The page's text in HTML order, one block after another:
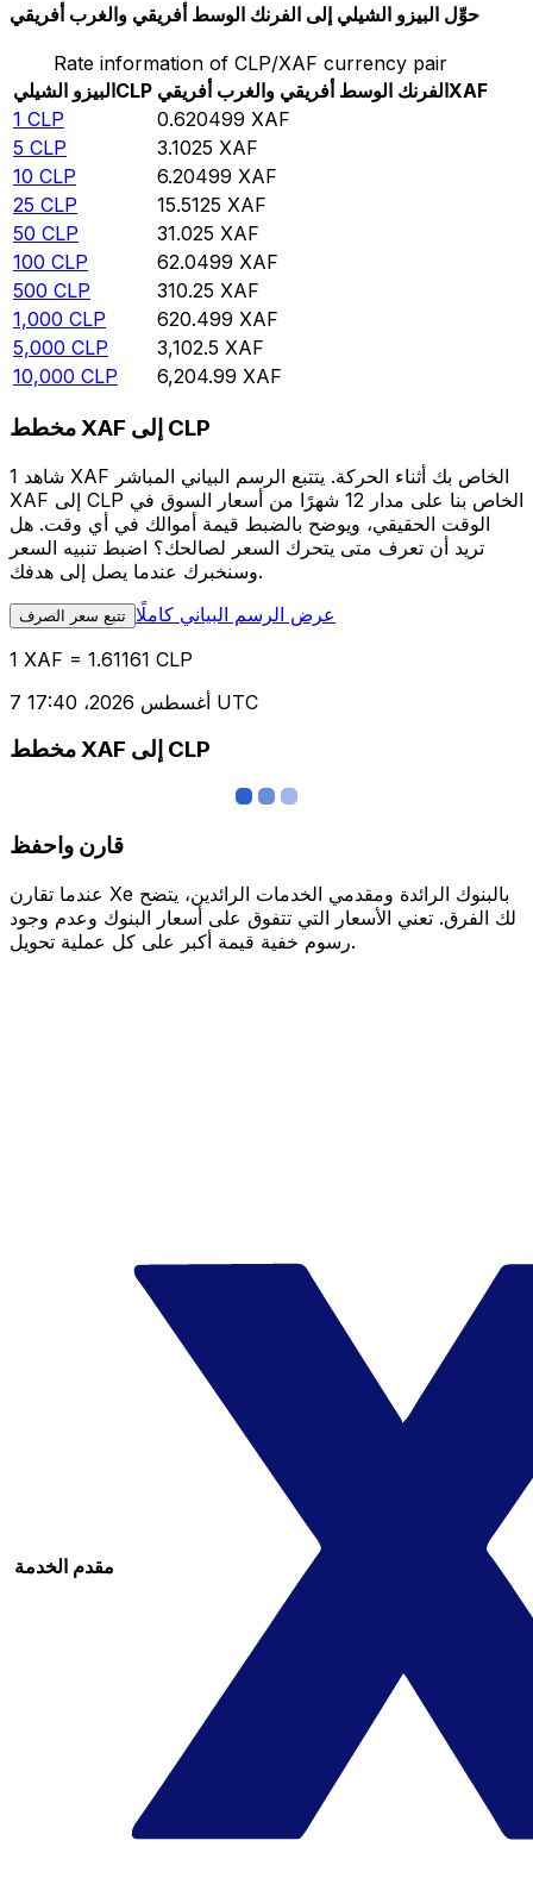
حوِّل البيزو الشيلي إلى الفرنك الوسط أفريقي والغرب أفريقي
Rate information of CLP/XAF currency pair
البيزو الشيليCLP الفرنك الوسط أفريقي والغرب أفريقيXAF
1 CLP 0.620499 XAF
5 CLP 3.1025 XAF
10 CLP 6.20499 XAF
25 CLP 15.5125 XAF
50 CLP 31.025 XAF
100 CLP 62.0499 XAF
500 CLP 310.25 XAF
1,000 CLP 620.499 XAF
5,000 CLP 3,102.5 XAF
10,000 CLP 6,204.99 XAF
مخطط XAF إلى CLP
شاهد 1 XAF الخاص بك أثناء الحركة. يتتبع الرسم البياني المباشر
XAF إلى CLP الخاص بنا على مدار 12 شهرًا من أسعار السوق في
الوقت الحقيقي، ويوضح بالضبط قيمة أموالك في أي وقت. هل
تريد أن تعرف متى يتحرك السعر لصالحك؟ اضبط تنبيه السعر
وسنخبرك عندما يصل إلى هدفك.
تتبع سعر الصرف عرض الرسم البياني كاملًا
1 XAF = 1.61161 CLP
7 أغسطس 2026، 17:40 UTC
مخطط XAF إلى CLP
قارن واحفظ
عندما تقارن Xe بالبنوك الرائدة ومقدمي الخدمات الرائدين، يتضح
لك الفرق. تعني الأسعار التي تتفوق على أسعار البنوك وعدم وجود
رسوم خفية قيمة أكبر على كل عملية تحويل.
مقدم الخدمة